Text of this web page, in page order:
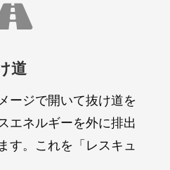
道
ージで開いて抜け道を
エネルギーを外に排出
す。これを「レスキュ